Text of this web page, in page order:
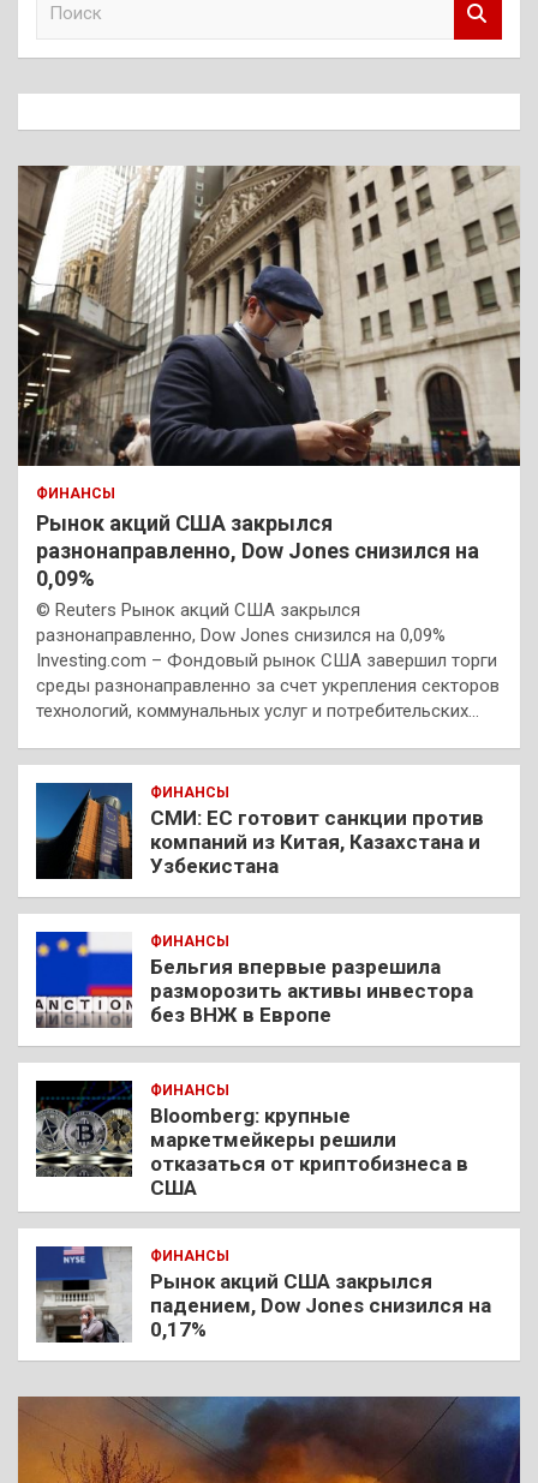
к
ФИНАНСЫ
Рынок акций США закрылся
разнонаправленно, Dow Jones снизился на
0,09%
© Reuters Рынок акций США закрылся
разнонаправленно, Dow Jones снизился на 0,09%
Investing.com – Фондовый рынок США завершил торги
среды разнонаправленно за счет укрепления секторов
технологий, коммунальных услуг и потребительских…
ФИНАНСЫ
СМИ: ЕС готовит санкции против
компаний из Китая, Казахстана и
Узбекистана
ФИНАНСЫ
Бельгия впервые разрешила
разморозить активы инвестора
без ВНЖ в Европе
ФИНАНСЫ
Bloomberg: крупные
маркетмейкеры решили
отказаться от криптобизнеса в
США
ФИНАНСЫ
Рынок акций США закрылся
падением, Dow Jones снизился на
0,17%